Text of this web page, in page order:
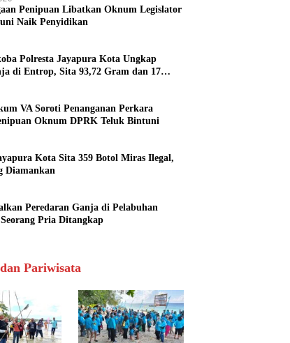
Penipuan Libatkan Oknum Legislator
Naik Penyidikan
Polresta Jayapura Kota Ungkap
di Entrop, Sita 93,72 Gram dan 17
VA Soroti Penanganan Perkara
Oknum DPRK Teluk Bintuni
Kota Sita 359 Botol Miras Ilegal,
Diamankan
Peredaran Ganja di Pelabuhan
Pria Ditangkap
Pariwisata